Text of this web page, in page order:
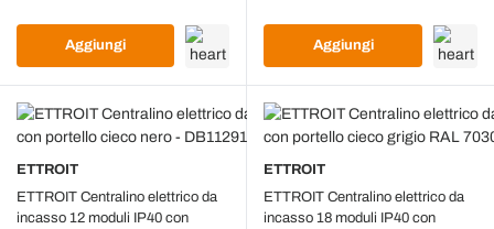
Aggiungi Aggiungi
ETTROIT
ETTROIT Centralino elettrico da
incasso 12 moduli IP40 con
ETTROIT
ETTROIT Centralino elettrico da
incasso 18 moduli IP40 con